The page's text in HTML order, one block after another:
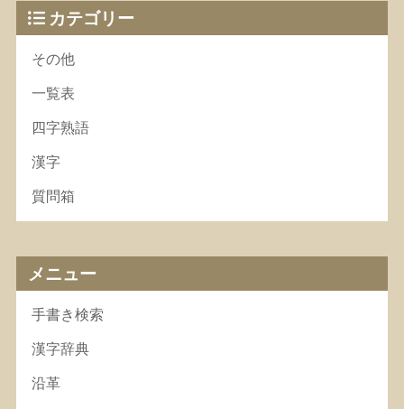
カテゴリー
その他
一覧表
四字熟語
漢字
質問箱
メニュー
手書き検索
漢字辞典
沿革